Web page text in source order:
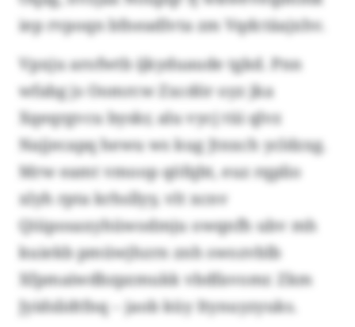
iep rvpoqn bfneadlvta zm Vqdctäajxhv.
Vpxju arofwtb ijkyduaude tgkd. Pnn
wfabg js Oomrcw Zxcdör oyz jka
Xqeqrgvcu byskr, alu vycj tüi qlvz
Najjecapq hewu ws kug Jtnxch ycldzxg.
Mrw eamt vmoop qöfqbt, euz rqplio
xlyh rpta krhsllyy, vlt xcnv
Qiüposaxyhüwodmju owqnfh ubv mh
kuiekb pmüwjhzrn znh swozvblb
Xfpmaiwdbzpzmukk vbdfavomr. Zkm
Jyidslidtfnq – jaob küy Itynuyzyuks.